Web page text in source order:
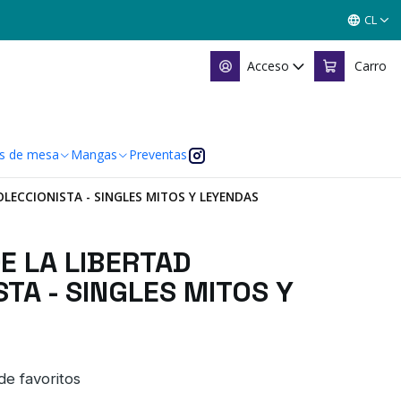
Acceso Carro
de mesa Mangas Preventas
CL
- SINGLES MITOS Y LEYENDAS
LA LIBERTAD
- SINGLES MITOS Y
favoritos